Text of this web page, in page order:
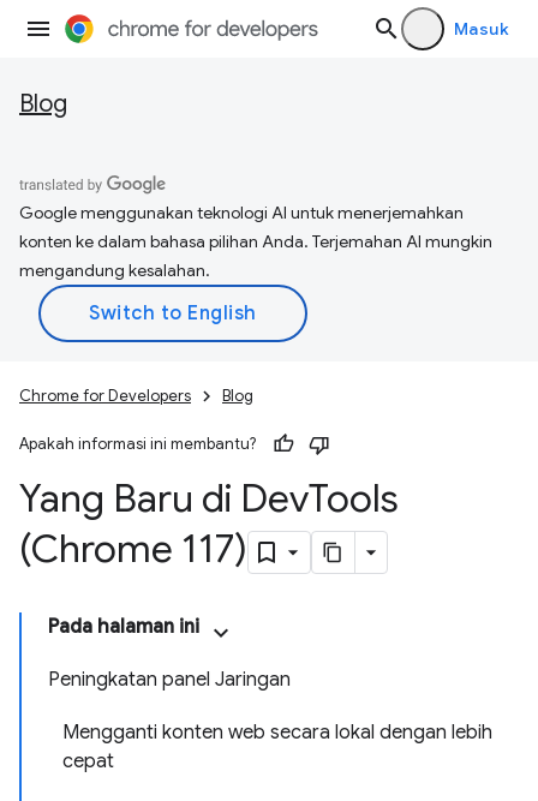
Masuk
Blog
Google menggunakan teknologi AI untuk menerjemahkan
konten ke dalam bahasa pilihan Anda. Terjemahan AI mungkin
mengandung kesalahan.
Chrome for Developers Blog
Apakah informasi ini membantu?
Yang Baru di DevTools
(Chrome 117)
Pada halaman ini
Peningkatan panel Jaringan
Mengganti konten web secara lokal dengan lebih
cepat